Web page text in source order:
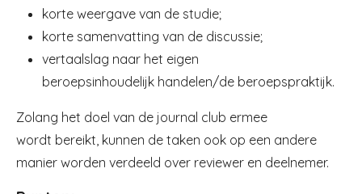
korte weergave van de studie;
korte samenvatting van de discussie;
vertaalslag naar het eigen
beroepsinhoudelijk handelen/de beroepspraktijk.
Zolang het doel van de journal club ermee
wordt bereikt, kunnen de taken ook op een andere
manier worden verdeeld over reviewer en deelnemer.